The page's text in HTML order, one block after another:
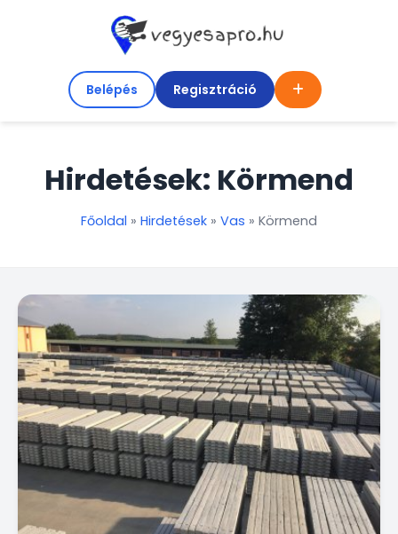
Belépés Regisztráció
Hirdetések: Körmend
Főoldal » Hirdetések » Vas » Körmend